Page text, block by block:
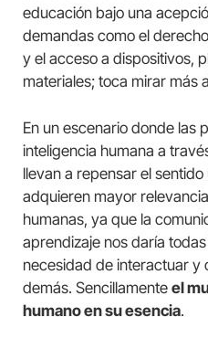
educación bajo una
demandas como el
y el acceso a dispositivos,
materiales; toca mirar más
En un escenario donde las
inteligencia humana a
llevan a repensar el
adquieren mayor
humanas, ya que la
aprendizaje nos daría
necesidad de interactuar y
demás. Sencillamente el
humano en su esencia.